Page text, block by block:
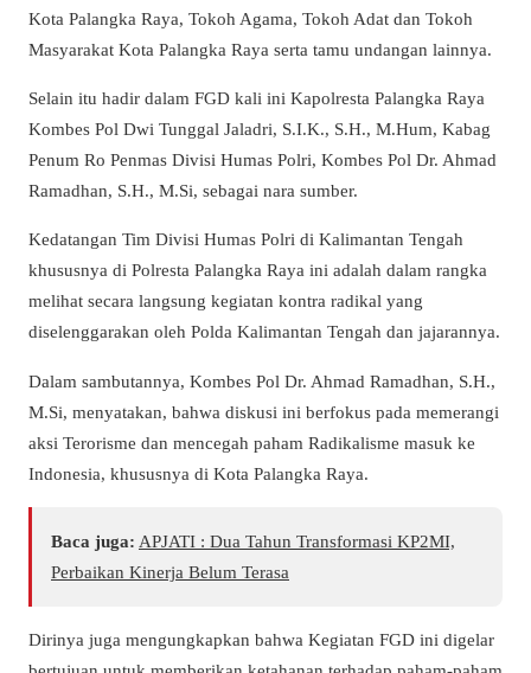
Kota Palangka Raya, Tokoh Agama, Tokoh Adat dan Tokoh
Masyarakat Kota Palangka Raya serta tamu undangan lainnya.
Selain itu hadir dalam FGD kali ini Kapolresta Palangka Raya
Kombes Pol Dwi Tunggal Jaladri, S.I.K., S.H., M.Hum, Kabag
Penum Ro Penmas Divisi Humas Polri, Kombes Pol Dr. Ahmad
Ramadhan, S.H., M.Si, sebagai nara sumber.
Kedatangan Tim Divisi Humas Polri di Kalimantan Tengah
khususnya di Polresta Palangka Raya ini adalah dalam rangka
melihat secara langsung kegiatan kontra radikal yang
diselenggarakan oleh Polda Kalimantan Tengah dan jajarannya.
Dalam sambutannya, Kombes Pol Dr. Ahmad Ramadhan, S.H.,
M.Si, menyatakan, bahwa diskusi ini berfokus pada memerangi
aksi Terorisme dan mencegah paham Radikalisme masuk ke
Indonesia, khususnya di Kota Palangka Raya.
Baca juga: APJATI : Dua Tahun Transformasi KP2MI,
Perbaikan Kinerja Belum Terasa
Dirinya juga mengungkapkan bahwa Kegiatan FGD ini digelar